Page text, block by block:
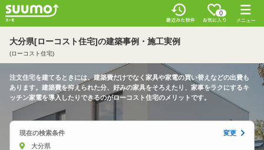
0
大分県[ローコスト住宅]の建築事例・施工実例
(ローコスト住宅)
注文住宅を建てるときには、建築費だけでなく家具や家電の買い替えなどの出費も
あります。建築費を抑えられた分、好みの家具をそろえたり、家事をラクにするキ
ッチン家電を導入したりできるのがローコスト住宅のメリットです。
現在の検索条件
変更
大分県